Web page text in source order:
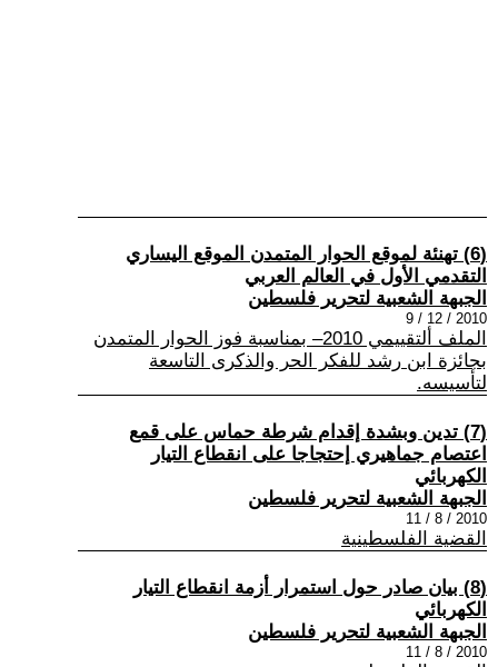
(6) تهنئة لموقع الحوار المتمدن الموقع اليساري
التقدمي الأول في العالم العربي
الجبهة الشعبية لتحرير فلسطين
2010 / 12 / 9
الملف ألتقييمي 2010– بمناسبة فوز الحوار المتمدن
بجائزة ابن رشد للفكر الحر والذكرى التاسعة
لتأسيسه.
(7) تدين وبشدة إقدام شرطة حماس على قمع
اعتصام جماهيري إحتجاجا على انقطاع التيار
الكهربائي
الجبهة الشعبية لتحرير فلسطين
2010 / 8 / 11
القضية الفلسطينية
(8) بيان صادر حول استمرار أزمة انقطاع التيار
الكهربائي
الجبهة الشعبية لتحرير فلسطين
2010 / 8 / 11